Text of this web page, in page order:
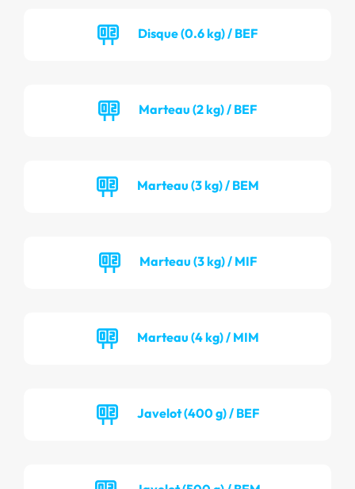
Disque (0.6 kg) / BEF
Marteau (2 kg) / BEF
Marteau (3 kg) / BEM
Marteau (3 kg) / MIF
Marteau (4 kg) / MIM
Javelot (400 g) / BEF